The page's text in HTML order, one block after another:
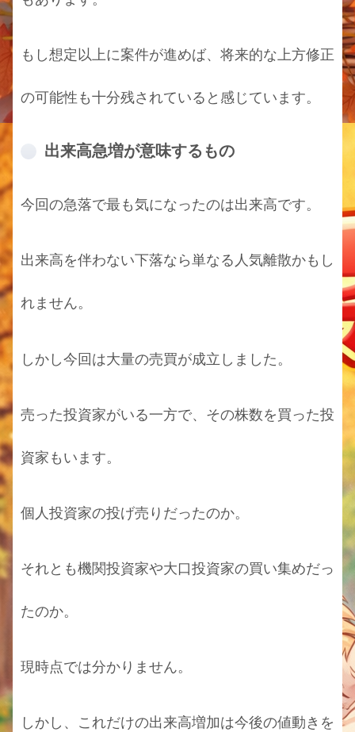
もし想定以上に案件が進めば、将来的な上方修正
の可能性も十分残されていると感じています。
出来高急増が意味するもの
今回の急落で最も気になったのは出来高です。
出来高を伴わない下落なら単なる人気離散かもし
れません。
しかし今回は大量の売買が成立しました。
売った投資家がいる一方で、その株数を買った投
資家もいます。
個人投資家の投げ売りだったのか。
それとも機関投資家や大口投資家の買い集めだっ
たのか。
現時点では分かりません。
しかし、これだけの出来高増加は今後の値動きを